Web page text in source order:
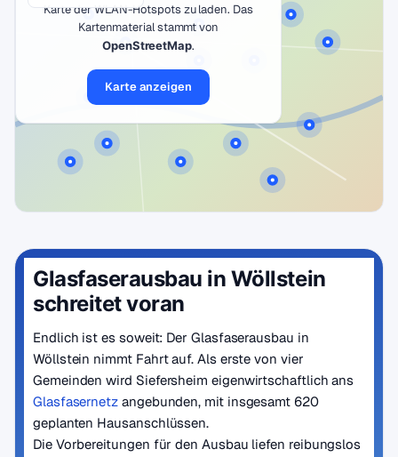
Karte der WLAN-Hotspots zu laden. Das
Kartenmaterial stammt von
OpenStreetMap.
Karte anzeigen
Glasfaserausbau in Wöllstein
schreitet voran
Endlich ist es soweit: Der Glasfaserausbau in
Wöllstein nimmt Fahrt auf. Als erste von vier
Gemeinden wird Siefersheim eigenwirtschaftlich ans
Glasfasernetz angebunden, mit insgesamt 620
geplanten Hausanschlüssen.
Die Vorbereitungen für den Ausbau liefen reibungslos